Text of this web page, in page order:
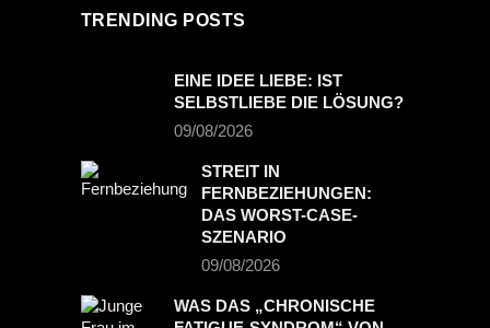
TRENDING POSTS
EINE IDEE LIEBE: IST
SELBSTLIEBE DIE LÖSUNG?
09/08/2026
STREIT IN
FERNBEZIEHUNGEN:
DAS WORST-CASE-
SZENARIO
09/08/2026
WAS DAS „CHRONISCHE